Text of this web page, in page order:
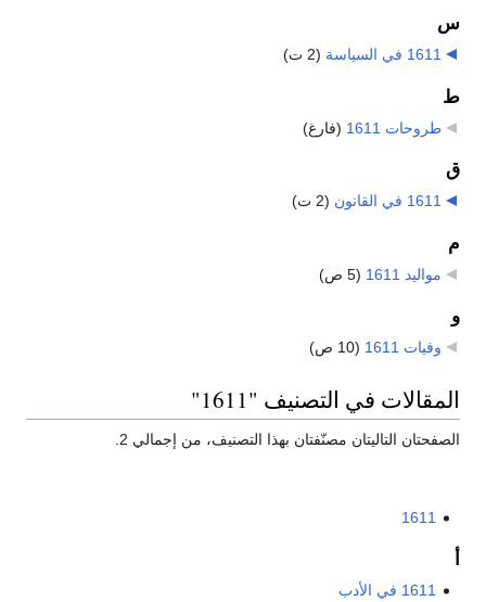
س
1611 في السياسة (2 ت)
ط
طروحات 1611 (فارغ)
ق
1611 في القانون (2 ت)
م
مواليد 1611 (5 ص)
و
وفيات 1611 (10 ص)
المقالات في التصنيف "1611"
الصفحتان التاليتان مصنّفتان بهذا التصنيف، من إجمالي 2.
1611
1611 في الأدب